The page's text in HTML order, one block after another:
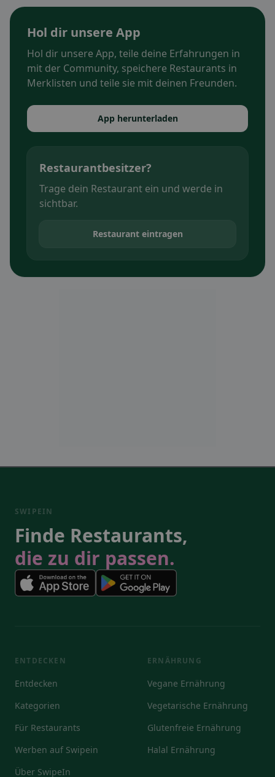
Hol dir unsere App
Hol dir unsere App, teile deine Erfahrungen in
mit der Community, speichere Restaurants in
Merklisten und teile sie mit deinen Freunden.
App herunterladen
Restaurantbesitzer?
Trage dein Restaurant ein und werde in
sichtbar.
Restaurant eintragen
SWIPEIN
Finde Restaurants,
die zu dir passen.
ENTDECKEN
Entdecken
Kategorien
Für Restaurants
Werben auf Swipein
Über SwipeIn
ERNÄHRUNG
Vegane Ernährung
Vegetarische Ernährung
Glutenfreie Ernährung
Halal Ernährung